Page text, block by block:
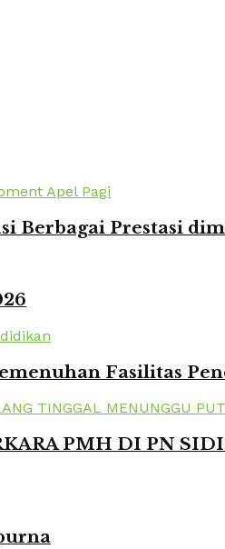
Berbagai Prestasi
Fasilitas
PMH DI PN